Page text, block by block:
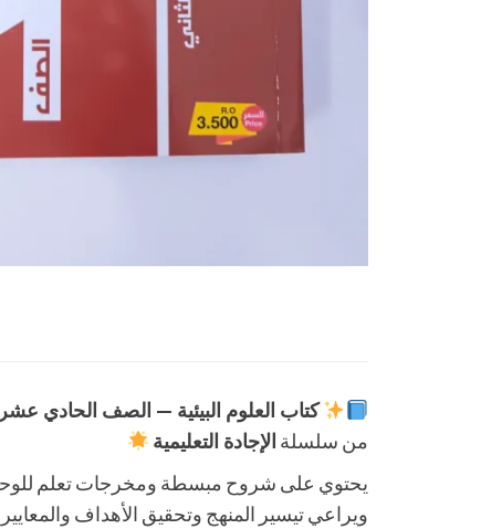
كتاب العلوم البيئية — الصف الحادي
من سلسلة الإجادة التعليمية
يحتوي على شروح مبسطة ومخرجات تعلم
ويراعي تيسير المنهج وتحقيق الأهداف